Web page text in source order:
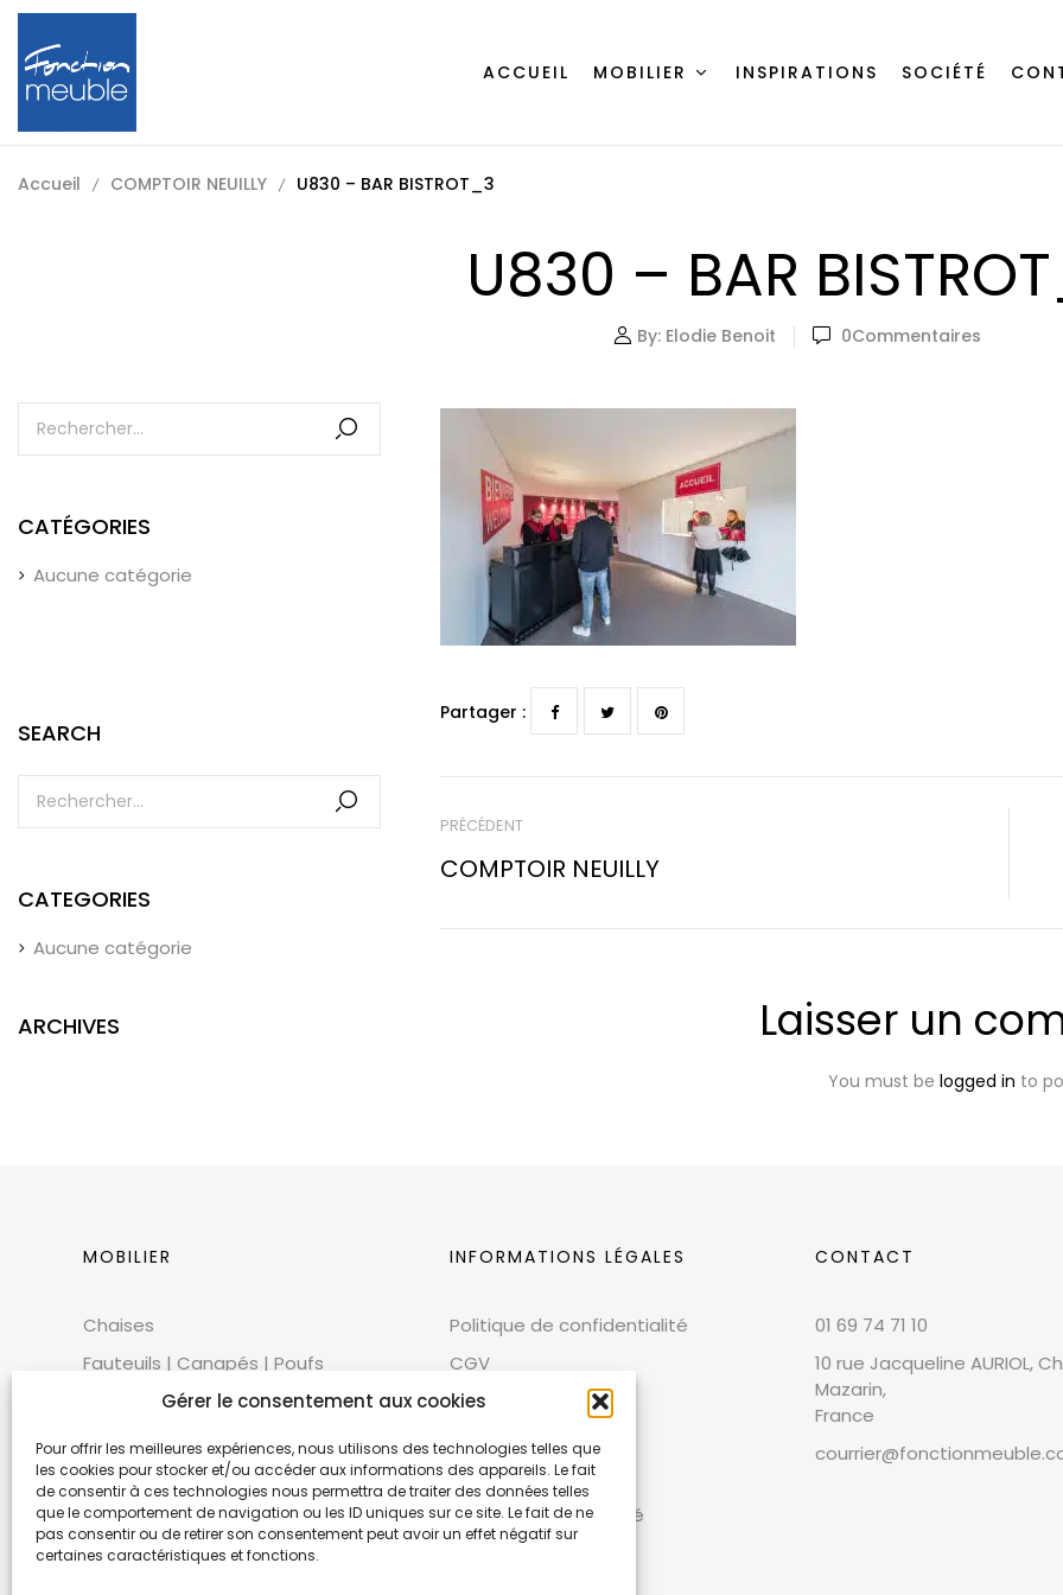
Gérer le consentement aux cookies
Pour offrir les meilleures expériences, nous utilisons des technologies telles que
les cookies pour stocker et/ou accéder aux informations des appareils. Le fait
de consentir à ces technologies nous permettra de traiter des données telles
que le comportement de navigation ou les ID uniques sur ce site. Le fait de ne
pas consentir ou de retirer son consentement peut avoir un effet négatif sur
certaines caractéristiques et fonctions.
ACCUEIL MOBILIER INSPIRATIONS SOCIÉTÉ
Accueil COMPTOIR NEUILLY U830 – BAR BISTROT_3
U830 – BAR
By: Elodie Benoit 0Commentaires
CATÉGORIES
Aucune catégorie
SEARCH
CATEGORIES
Aucune catégorie
ARCHIVES
Partager :
PRÉCÉDENT
COMPTOIR NEUILLY
Laisser un
You must be logged in to
MOBILIER
Chaises
Fauteuils | Canapés | Poufs
Mobilier extérieur
Tables
Bars | Comptoirs
Mobilier scénique | Accessoires
Accessoires décoratifs
INFORMATIONS LÉGALES
Politique de confidentialité
CGV
CGU
Cookies
Mentions légales
Éthique et conformité
CONTACT
01 69 74 71 10
10 rue Jacqueline AURIOL,
Mazarin,
France